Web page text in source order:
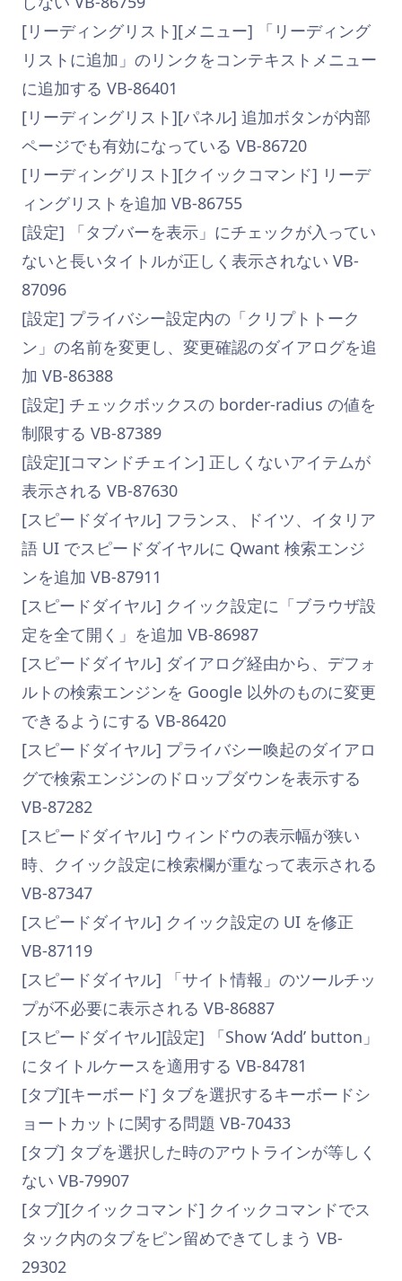
[リーディングリスト][メニュー] 「リーディング
リストに追加」のリンクをコンテキストメニュー
に追加する VB-86401
[リーディングリスト][パネル] 追加ボタンが内部
ページでも有効になっている VB-86720
[リーディングリスト][クイックコマンド] リーデ
ィングリストを追加 VB-86755
[設定] 「タブバーを表示」にチェックが入ってい
ないと長いタイトルが正しく表示されない VB-
87096
[設定] プライバシー設定内の「クリプトトーク
ン」の名前を変更し、変更確認のダイアログを追
加 VB-86388
[設定] チェックボックスの border-radius の値を
制限する VB-87389
[設定][コマンドチェイン] 正しくないアイテムが
表示される VB-87630
[スピードダイヤル] フランス、ドイツ、イタリア
語 UI でスピードダイヤルに Qwant 検索エンジ
ンを追加 VB-87911
[スピードダイヤル] クイック設定に「ブラウザ設
定を全て開く」を追加 VB-86987
[スピードダイヤル] ダイアログ経由から、デフォ
ルトの検索エンジンを Google 以外のものに変更
できるようにする VB-86420
[スピードダイヤル] プライバシー喚起のダイアロ
グで検索エンジンのドロップダウンを表示する
VB-87282
[スピードダイヤル] ウィンドウの表示幅が狭い
時、クイック設定に検索欄が重なって表示される
VB-87347
[スピードダイヤル] クイック設定の UI を修正
VB-87119
[スピードダイヤル] 「サイト情報」のツールチッ
プが不必要に表示される VB-86887
[スピードダイヤル][設定] 「Show ‘Add’ button」
にタイトルケースを適用する VB-84781
[タブ][キーボード] タブを選択するキーボードシ
ョートカットに関する問題 VB-70433
[タブ] タブを選択した時のアウトラインが等しく
ない VB-79907
[タブ][クイックコマンド] クイックコマンドでス
タック内のタブをピン留めできてしまう VB-
29302